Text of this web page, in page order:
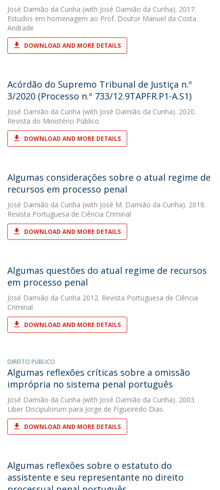
José Damião da Cunha (with José Damião da Cunha). 2017.
Estudos em homenagem ao Prof. Doutor Manuel da Costa
Andrade
DOWNLOAD AND MORE DETAILS
Acórdão do Supremo Tribunal de Justiça n.º
3/2020 (Processo n.º 733/12.9TAPFR.P1-A.S1)
José Damião da Cunha (with José Damião da Cunha). 2020.
Revista do Ministério Público
DOWNLOAD AND MORE DETAILS
Algumas considerações sobre o atual regime de
recursos em processo penal
José Damião da Cunha (with José M. Damião da Cunha). 2018.
Revista Portuguesa de Ciência Criminal
DOWNLOAD AND MORE DETAILS
Algumas questões do atual regime de recursos
em processo penal
José Damião da Cunha 2012. Revista Portuguesa de Ciência
Criminal
DOWNLOAD AND MORE DETAILS
DIREITO PÚBLICO
Algumas reflexões críticas sobre a omissão
imprópria no sistema penal português
José Damião da Cunha (with José Damião da Cunha). 2003.
Liber Discipulorum para Jorge de Figueiredo Dias
DOWNLOAD AND MORE DETAILS
Algumas reflexões sobre o estatuto do
assistente e seu representante no direito